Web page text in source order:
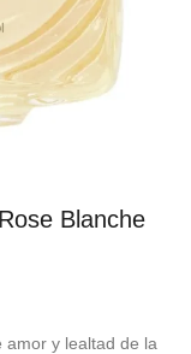
Blanche
amor y lealtad de la